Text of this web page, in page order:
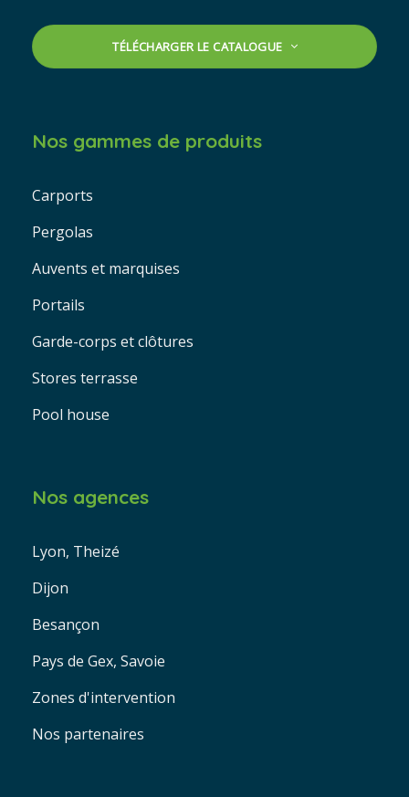
TÉLÉCHARGER LE CATALOGUE
Nos gammes de produits
Carports
Pergolas
Auvents et marquises
Portails
Garde-corps et clôtures
Stores terrasse
Pool house
Nos agences
Lyon, Theizé
Dijon
Besançon
Pays de Gex, Savoie
Zones d'intervention
Nos partenaires